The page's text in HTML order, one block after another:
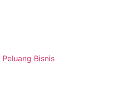
Peluang Bisnis